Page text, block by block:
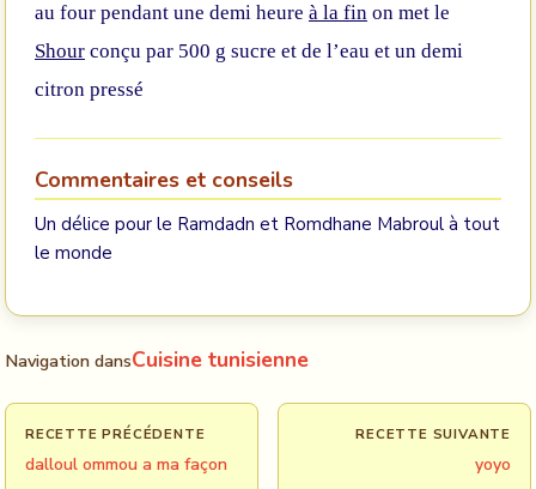
au four pendant une demi heure à la fin on met le
Shour conçu par 500 g sucre et de l’eau et un demi
citron pressé
Commentaires et conseils
Un délice pour le Ramdadn et Romdhane Mabroul à tout
le monde
Navigation dansCuisine tunisienne
RECETTE PRÉCÉDENTE
dalloul ommou a ma façon
RECETTE SUIVANTE
yoyo